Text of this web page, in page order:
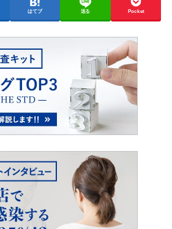
はてブ 送る Pocket